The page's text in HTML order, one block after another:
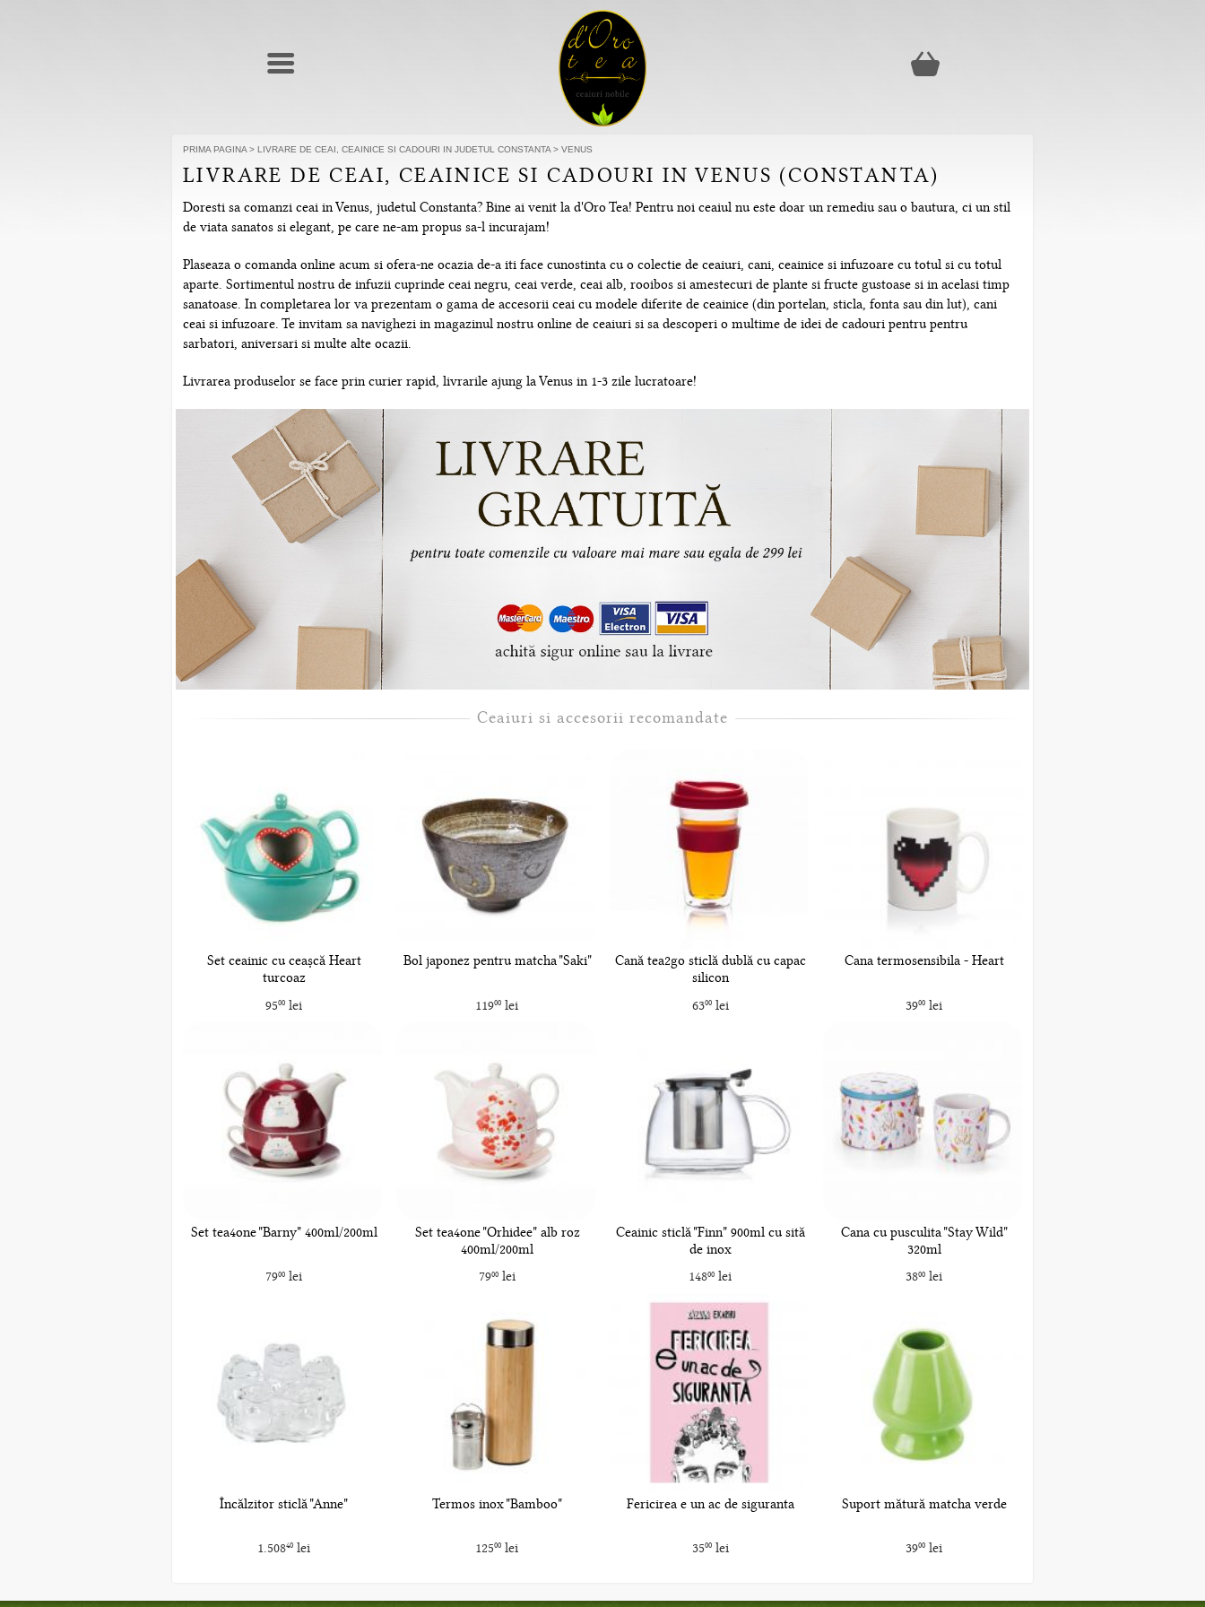
PRIMA PAGINA > LIVRARE DE CEAI, CEAINICE SI CADOURI IN JUDETUL CONSTANTA > VENUS
LIVRARE DE CEAI, CEAINICE SI CADOURI IN VENUS (CONSTANTA)
Doresti sa comanzi ceai in Venus, judetul Constanta? Bine ai venit la d'Oro Tea! Pentru noi ceaiul nu este doar un remediu sau o bautura, ci un stil
de viata sanatos si elegant, pe care ne-am propus sa-l incurajam!
Plaseaza o comanda online acum si ofera-ne ocazia de-a iti face cunostinta cu o colectie de ceaiuri, cani, ceainice si infuzoare cu totul si cu totul
aparte. Sortimentul nostru de infuzii cuprinde ceai negru, ceai verde, ceai alb, rooibos si amestecuri de plante si fructe gustoase si in acelasi timp
sanatoase. In completarea lor va prezentam o gama de accesorii ceai cu modele diferite de ceainice (din portelan, sticla, fonta sau din lut), cani
ceai si infuzoare. Te invitam sa navighezi in magazinul nostru online de ceaiuri si sa descoperi o multime de idei de cadouri pentru pentru
sarbatori, aniversari si multe alte ocazii.
Livrarea produselor se face prin curier rapid, livrarile ajung la Venus in 1-3 zile lucratoare!
Ceaiuri si accesorii recomandate
Set ceainic cu ceașcă Heart
turcoaz
9500lei
Bol japonez pentru matcha "Saki"
11900 lei
Cană tea2go sticlă dublă cu capac
silicon
6300lei
Cana termosensibila - Heart
3900lei
Set tea4one "Barny" 400ml/200ml
7900lei
Set tea4one "Orhidee" alb roz
400ml/200ml
7900lei
Ceainic sticlă "Finn" 900ml cu sită
de inox
14800 lei
Cana cu pusculita "Stay Wild"
320ml
3800lei
Încălzitor sticlă "Anne"
1.50840lei
Termos inox "Bamboo"
12500 lei
Fericirea e un ac de siguranta
3500lei
Suport mătură matcha verde
3900lei